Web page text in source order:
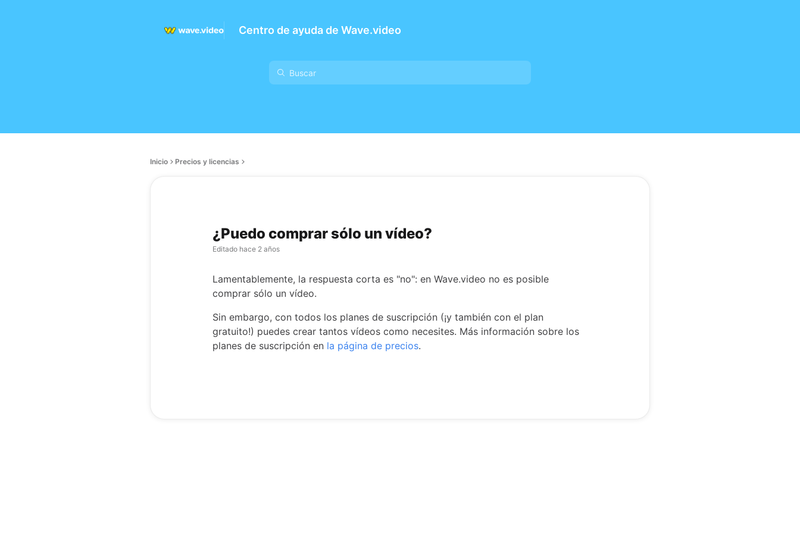
Centro de ayuda de Wave.video
Inicio Precios y licencias
¿Puedo comprar sólo un vídeo?
Editado hace 2 años
Lamentablemente, la respuesta corta es "no": en Wave.video no es posible
comprar sólo un vídeo.
Sin embargo, con todos los planes de suscripción (¡y también con el plan
gratuito!) puedes crear tantos vídeos como necesites. Más información sobre los
planes de suscripción en la página de precios.